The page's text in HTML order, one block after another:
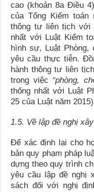
cao (khoản 8a Điều
của Tổng Kiểm
thông tư liên tịch với
nhất với Luật Kiểm
hình sự, Luật Phòng,
yêu cầu thực tiễn.
hành thông tư liên
trong việc “phòng,
thống nhất với Luật
25 của Luật năm
1.5. Về lập đề nghị
Để xác định lại cho
bản quy phạm pháp
dựng theo quy trình
yêu cầu lập đề nghị
sách đối với nghị